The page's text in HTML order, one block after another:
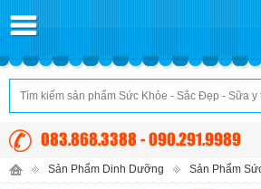
083.868.3388 - 090.291.9989
Sản Phẩm Dinh Dưỡng Sản Phẩm